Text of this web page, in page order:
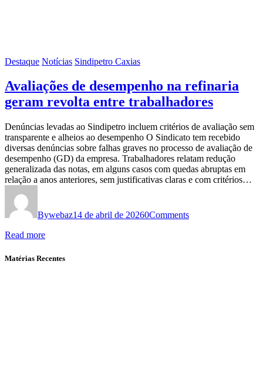
Destaque Notícias Sindipetro Caxias
Avaliações de desempenho na refinaria
geram revolta entre trabalhadores
Denúncias levadas ao Sindipetro incluem critérios de avaliação sem
transparente e alheios ao desempenho O Sindicato tem recebido
diversas denúncias sobre falhas graves no processo de avaliação de
desempenho (GD) da empresa. Trabalhadores relatam redução
generalizada das notas, em alguns casos com quedas abruptas em
relação a anos anteriores, sem justificativas claras e com critérios…
Bywebaz14 de abril de 20260Comments
Read more
Matérias Recentes